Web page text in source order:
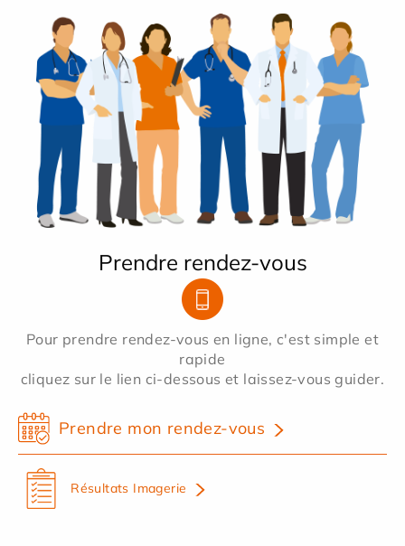
Prendre rendez-vous
Pour prendre rendez-vous en ligne, c'est simple et
rapide
cliquez sur le lien ci-dessous et laissez-vous guider.
Prendre mon rendez-vous
Résultats Imagerie